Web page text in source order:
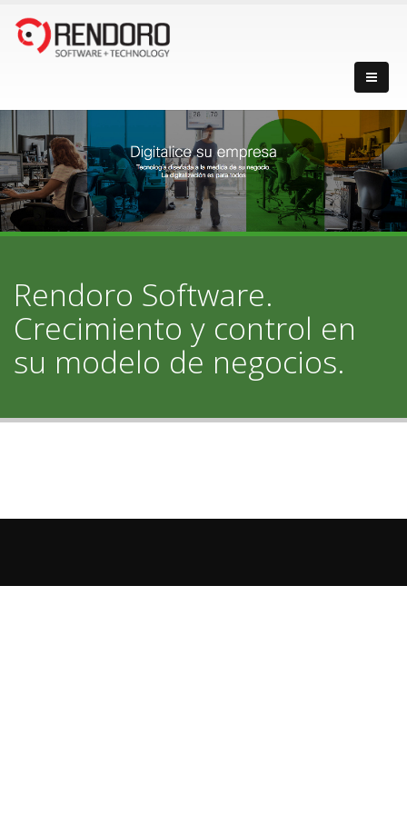
Rendoro Software.
Crecimiento y control en
su modelo de negocios.